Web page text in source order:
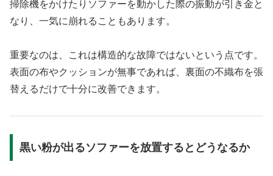
掃除機をかけたりソファーを動かした際の振動が引き金と
なり、一気に崩れることもあります。
重要なのは、これは構造的な故障ではないという点です。
表面の布やクッションが無事であれば、裏面の不織布を張
替えるだけで十分に改善できます。
黒い粉が出るソファーを放置するとどうなるか